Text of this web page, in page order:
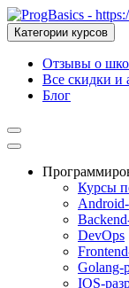
Категории курсов
Отзывы о
Все скидки и
Блог
Курсы
Android-
DevOps
Golang-
IOS-